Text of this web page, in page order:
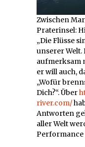
Zwischen
Praterinsel:
„Die Flüsse
unserer Welt.
aufmerksam
er will auch,
„Wofür
Dich?“. Über
river.com/
Antworten
aller Welt
Performance